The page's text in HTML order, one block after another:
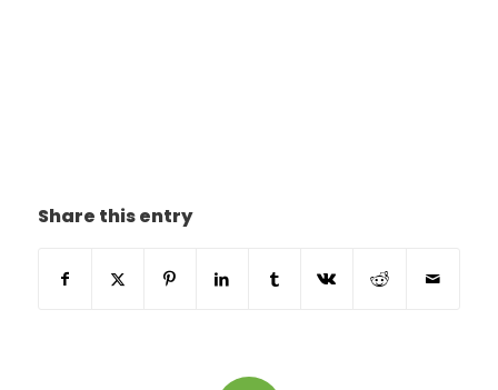
Share this entry